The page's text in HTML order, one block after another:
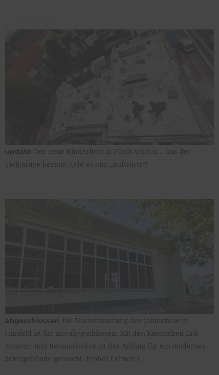
update Der neue Kinderhort in Fürth wächst… Aus der
Tiefgarage heraus, geht es nun „aufwärts“!
abgeschlossen Die Modernisierung der Jahnschule in
Hünfeld ist für uns abgeschlossen. Mit den klassischen Erd-,
Maurer- und Betonarbeiten ist der Anfang für ein modernes
Schulgebäude gemacht. Frohes Lernen!!